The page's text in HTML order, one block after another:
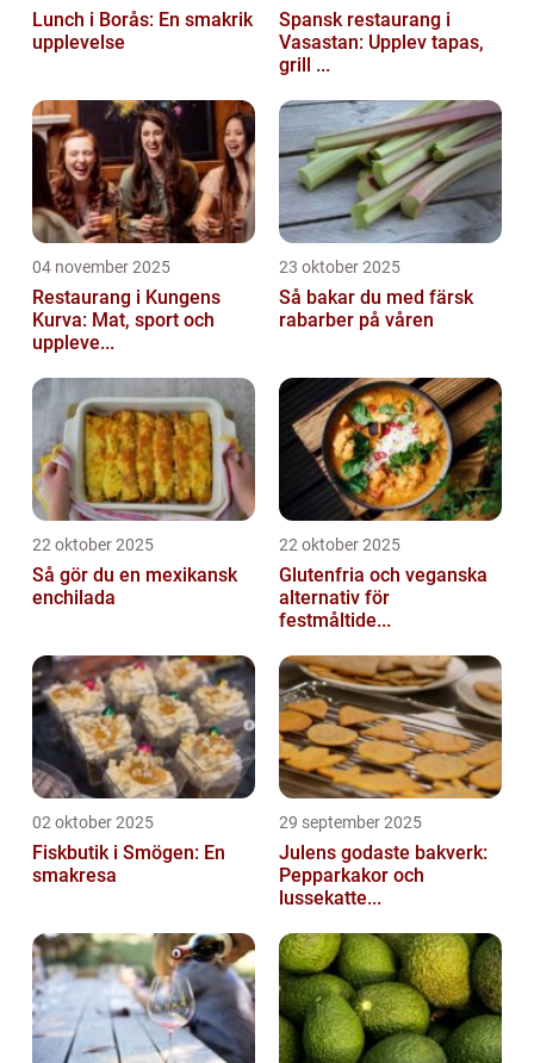
Lunch i Borås: En smakrik
upplevelse
Spansk restaurang i
Vasastan: Upplev tapas,
grill ...
04 november 2025
Restaurang i Kungens
Kurva: Mat, sport och
uppleve...
23 oktober 2025
Så bakar du med färsk
rabarber på våren
22 oktober 2025
Så gör du en mexikansk
enchilada
22 oktober 2025
Glutenfria och veganska
alternativ för
festmåltide...
02 oktober 2025
Fiskbutik i Smögen: En
smakresa
29 september 2025
Julens godaste bakverk:
Pepparkakor och
lussekatte...